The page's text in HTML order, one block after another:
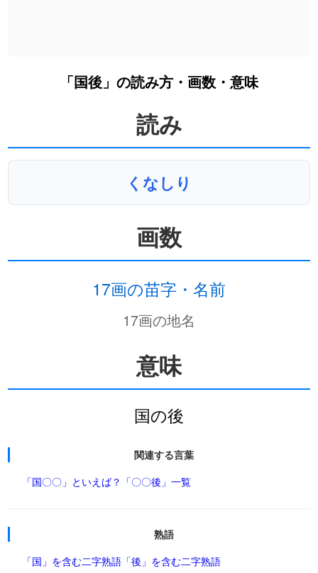
「国後」の読み方・画数・意味
読み
くなしり
画数
17画の苗字・名前
17画の地名
意味
国の後
関連する言葉
「国〇〇」といえば？ 「〇〇後」一覧
熟語
「国」を含む二字熟語 「後」を含む二字熟語